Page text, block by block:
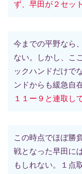
ず、早田が２セッ
今までの平野なら
ない。しかし、こ
ックハンドだけで
ンドからも緩急自
１１ー９と連取し
この時点でほぼ勝
戦となった早田に
もしれない。１点